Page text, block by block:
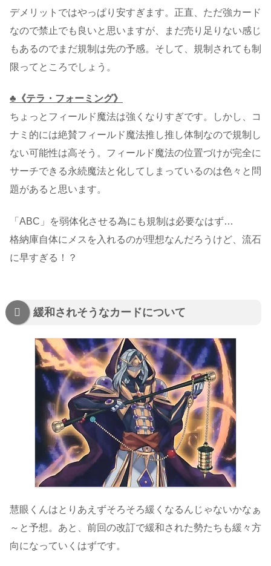
デメリットではやっぱり安すぎます。正直、ただ強カード
なので禁止でも良いと思いますが、まだ売り足りない感じ
もあるのでまだ規制は先の予感。そして、規制されても制
限ってところでしょう。
♣《テラ・フォーミング》
ちょっとフィールド魔法は強くなりすぎです。しかし、コ
ナミ的には絶賛フィールド魔法推し推し体制なので規制し
ない可能性は高そう。フィールド魔法の位置づけが完全に
サーチできる永続魔法と化してしまっているのは色々と問
題があると思います。
「ABC」を弱体化させる為にも規制は必要なはず…
格納庫自体にメスを入れるのが理想なんだろうけど、流石
に早すぎる！？
緩和されそうなカードについて
慧眼くんはとりあえずそろそろ緩くなるんじゃないかなぁ
～と予想。あと、前回の改訂で緩和された勢たちも緩々方
向になっていくはずです。